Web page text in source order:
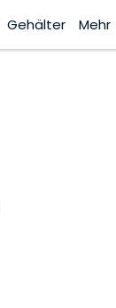
Gehälter Mehr